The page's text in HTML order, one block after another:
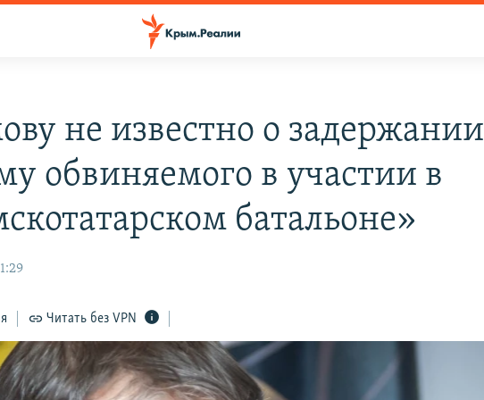
не известно о задержании
обвиняемого в участии в
батальоне»
Читать без VPN